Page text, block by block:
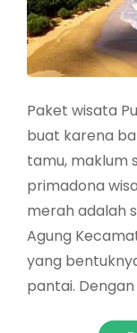
Paket wisata
buat karena
tamu, maklum
primadona
merah adalah
Agung
yang
pantai.